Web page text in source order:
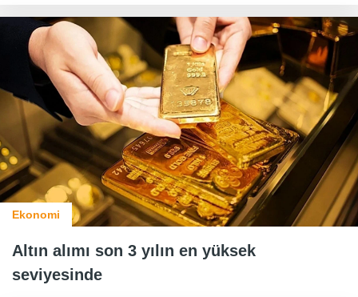
Ekonomi
Altın alımı son 3 yılın en yüksek
seviyesinde